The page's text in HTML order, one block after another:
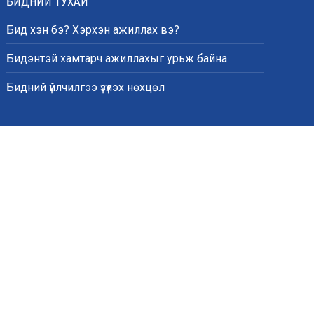
Бид хэн бэ? Хэрхэн ажиллах вэ?
Бидэнтэй хамтарч ажиллахыг урьж байна
Бидний үйлчилгээ үзүүлэх нөхцөл